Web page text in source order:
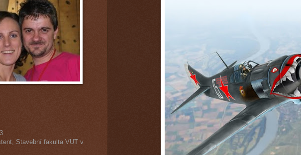
Stavební fakulta VUT v